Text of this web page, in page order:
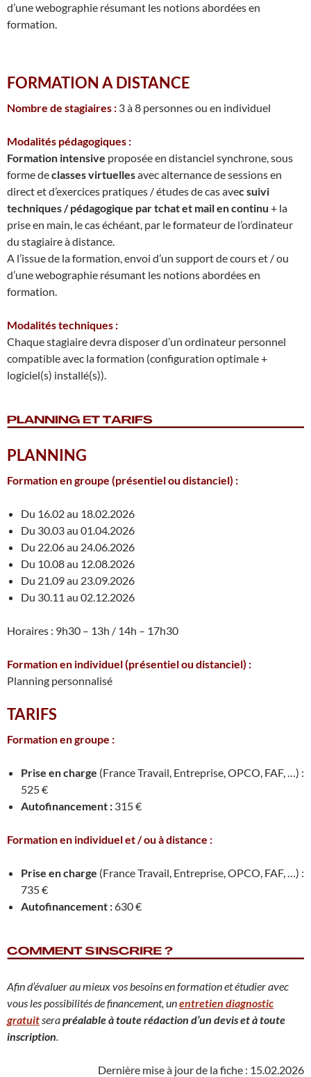
d’une webographie résumant les notions abordées en
formation.
FORMATION A DISTANCE
Nombre de stagiaires : 3 à 8 personnes ou en individuel
Modalités pédagogiques :
Formation intensive proposée en distanciel synchrone, sous
forme declasses virtuellesavec alternance de sessions en
direct et d’exercices pratiques / études de cas avec suivi
techniques / pédagogique par tchat et mail en continu + la
prise en main, le cas échéant, par le formateur de l’ordinateur
du stagiaire à distance.
A l’issue de la formation, envoi d’un support de cours et / ou
d’une webographie résumant les notions abordées en
formation.
Modalités techniques :
Chaque stagiaire devra disposer d’un ordinateur personnel
compatible avec la formation (configuration optimale +
logiciel(s) installé(s)).
PLANNING
Formation en groupe (présentiel ou distanciel) :
Du 16.02 au 18.02.2026
Du 30.03 au 01.04.2026
Du 22.06 au 24.06.2026
Du 10.08 au 12.08.2026
Du 21.09 au 23.09.2026
Du 30.11 au 02.12.2026
Horaires : 9h30 – 13h / 14h – 17h30
Formation en individuel(présentiel ou distanciel) :
Planning personnalisé
TARIFS
Formation en groupe :
Prise en charge (France Travail, Entreprise, OPCO, FAF, …) :
525 €
Autofinancement : 315 €
Formation en individuel et / ou à distance :
Prise en charge (France Travail, Entreprise, OPCO, FAF, …) :
735 €
Autofinancement :630 €
Afin d’évaluer au mieux vos besoins en formation et étudier avec
vous les possibilités de financement, unentretien diagnostic
gratuitserapréalable à toute rédaction d’un devis et à toute
inscription.
Dernière mise à jour de la fiche : 15.02.2026